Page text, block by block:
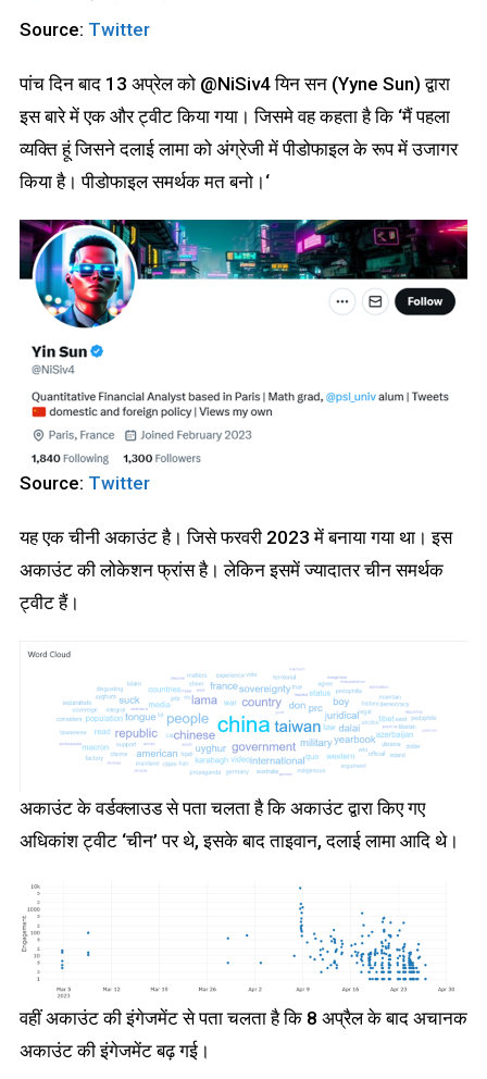
Source: Twitter
पांच दिन बाद 13 अप्रेल को @NiSiv4 यिन सन (Yyne Sun) द्वारा
इस बारे में एक और ट्वीट किया गया। जिसमे वह कहता है कि ‘मैं पहला
व्यक्ति हूं जिसने दलाई लामा को अंग्रेजी में पीडोफाइल के रूप में उजागर
किया है। पीडोफाइल समर्थक मत बनो।‘
Source: Twitter
यह एक चीनी अकाउंट है। जिसे फरवरी 2023 में बनाया गया था। इस
अकाउंट की लोकेशन फ्रांस है। लेकिन इसमें ज्यादातर चीन समर्थक
ट्वीट हैं।
अकाउंट के वर्डक्लाउड से पता चलता है कि अकाउंट द्वारा किए गए
अधिकांश ट्वीट ‘चीन’ पर थे, इसके बाद ताइवान, दलाई लामा आदि थे।
वहीं अकाउंट की इंगेजमेंट से पता चलता है कि 8 अप्रैल के बाद अचानक
अकाउंट की इंगेजमेंट बढ़ गई।